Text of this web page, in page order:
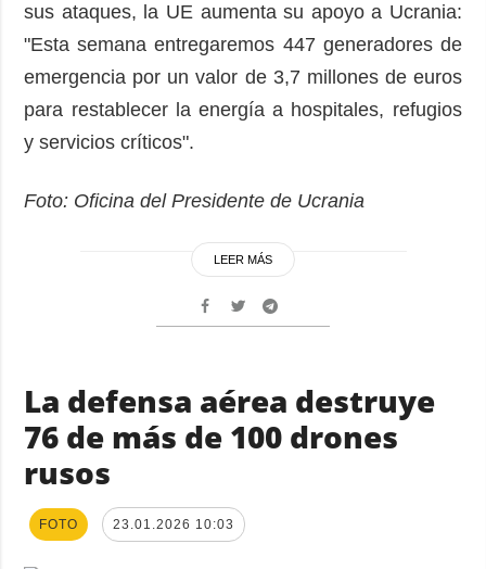
sus ataques, la UE aumenta su apoyo a Ucrania:
"Esta semana entregaremos 447 generadores de
emergencia por un valor de 3,7 millones de euros
para restablecer la energía a hospitales, refugios
y servicios críticos".
Foto: Oficina del Presidente de Ucrania
LEER MÁS
La defensa aérea destruye
76 de más de 100 drones
rusos
FOTO 23.01.2026 10:03